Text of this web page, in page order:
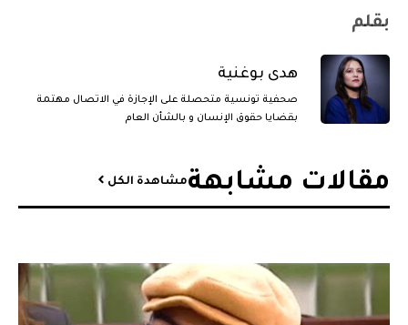
بقلم
هدى بوغنية
صحفية تونسية متحصلة على الإجازة في الاتصال مهتمة
بقضايا حقوق الإنسان و بالشأن العام
مقالات مشابهة​مشاهدة الكل